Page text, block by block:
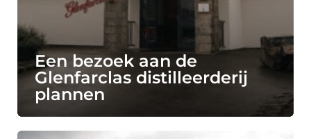
Een bezoek aan de
Glenfarclas distilleerderij
plannen